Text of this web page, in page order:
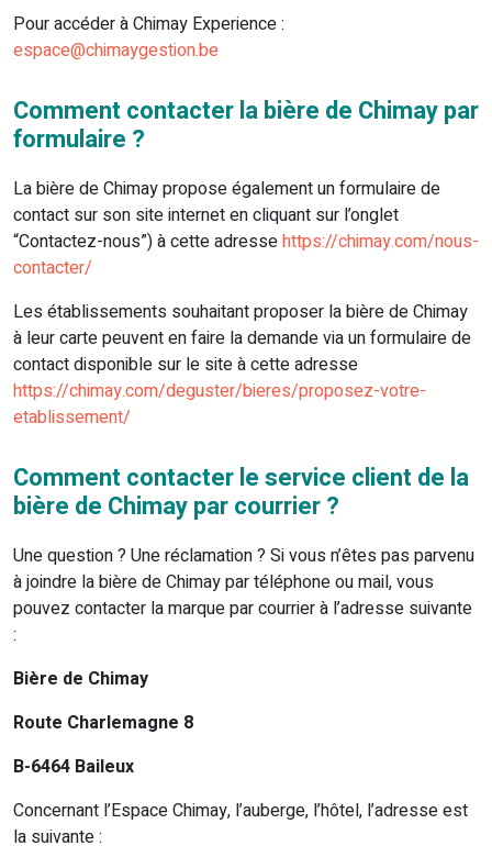
Pour accéder à Chimay Experience :
espace@chimaygestion.be
Comment contacter la bière de Chimay par
formulaire ?
La bière de Chimay propose également un formulaire de
contact sur son site internet en cliquant sur l’onglet
“Contactez-nous”) à cette adressehttps://chimay.com/nous-
contacter/
Les établissements souhaitant proposer la bière de Chimay
à leur carte peuvent en faire la demande via un formulaire de
contact disponible sur le site à cette adresse
https://chimay.com/deguster/bieres/proposez-votre-
etablissement/
Comment contacter le service client de la
bière de Chimay par courrier ?
Une question ? Une réclamation ? Si vous n’êtes pas parvenu
à joindre la bière de Chimay par téléphone ou mail, vous
pouvez contacter la marque par courrier à l’adresse suivante
:
Bière de Chimay
Route Charlemagne 8
B-6464 Baileux
Concernant l’Espace Chimay, l’auberge, l’hôtel, l’adresse est
la suivante :